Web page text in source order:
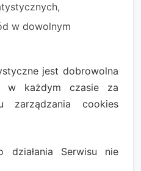
w dowolnym
jest dobrowolna
każdym czasie za
zarządzania cookies
działania Serwisu nie